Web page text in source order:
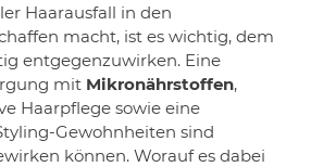
Haarausfall in den
macht, ist es wichtig, dem
entgegenzuwirken. Eine
mit Mikronährstoffen,
Haarpflege sowie eine
Gewohnheiten sind
können. Worauf es dabei